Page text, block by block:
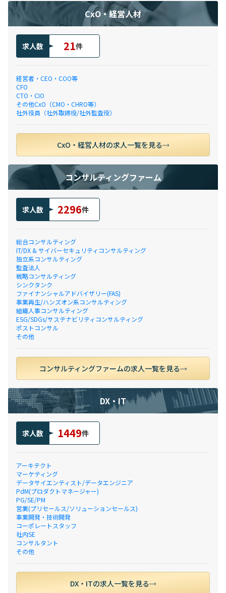
CxO・経営人材
求人数 21件
経営者・CEO・COO等
CFO
CTO・CIO
その他CxO（CMO・CHRO等）
社外役員（社外取締役/社外監査役）
CxO・経営人材の求人一覧を見る
コンサルティングファーム
求人数 2296件
総合コンサルティング
IT/DX & サイバーセキュリティコンサルティング
独立系コンサルティング
監査法人
戦略コンサルティング
シンクタンク
ファイナンシャルアドバイザリー(FAS)
事業再生/ハンズオン系コンサルティング
組織人事コンサルティング
ESG/SDGs/サステナビリティコンサルティング
ポストコンサル
その他
コンサルティングファームの求人一覧を見る
DX・IT
求人数 1449件
アーキテクト
マーケティング
データサイエンティスト/データエンジニア
PdM(プロダクトマネージャー)
PG/SE/PM
営業(プリセールス/ソリューションセールス)
事業開発・技術開発
コーポレートスタッフ
社内SE
コンサルタント
その他
DX・ITの求人一覧を見る